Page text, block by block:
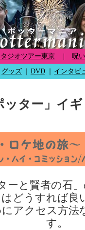
ジオツアー東京 呪
グッズ DVD インタビ
ッター」イ
ーと賢者の石
はどうすれば良
アクセス方法
す。